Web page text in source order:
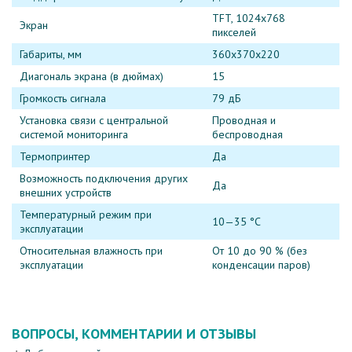
Экран
TFT, 1024х768
пикселей
Габариты, мм
360х370х220
Диагональ экрана (в дюймах)
15
Громкость сигнала
79 дБ
Установка связи с центральной
системой мониторинга
Проводная и
беспроводная
Термопринтер
Да
Возможность подключения других
внешних устройств
Да
Температурный режим при
эксплуатации
10—35 °C
Относительная влажность при
эксплуатации
От 10 до 90 % (без
конденсации паров)
ВОПРОСЫ, КОММЕНТАРИИ И ОТЗЫВЫ